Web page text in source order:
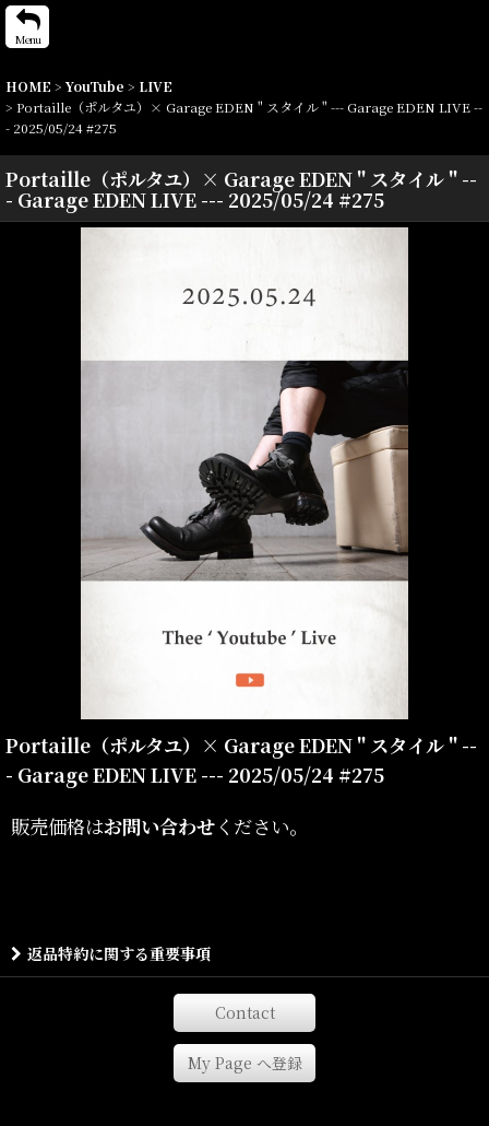
Menu
HOME > YouTube > LIVE
> Portaille（ポルタユ）× Garage EDEN " スタイル " --- Garage EDEN LIVE --
- 2025/05/24 #275
Portaille（ポルタユ）× Garage EDEN " スタイル " --
- Garage EDEN LIVE --- 2025/05/24 #275
Portaille（ポルタユ）× Garage EDEN " スタイル " --
- Garage EDEN LIVE --- 2025/05/24 #275
販売価格はお問い合わせ ください。
返品特約に関する重要事項
Contact
My Page へ登録